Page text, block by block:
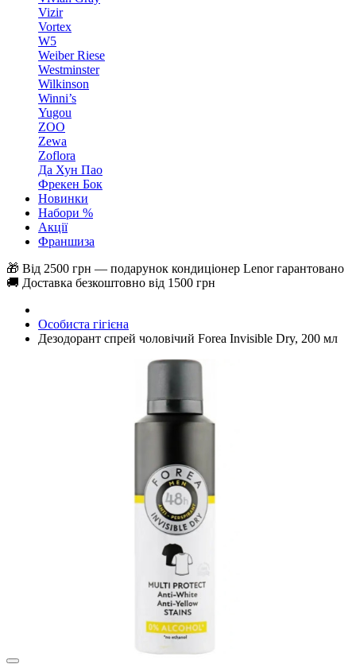
Vizir
Vortex
W5
Weiber Riese
Westminster
Wilkinson
Winni’s
Yugou
ZOO
Zewa
Zoflora
Да Хун Пао
Фрекен Бок
Новинки
Набори %
Акції
Франшиза
🎁 Від 2500 грн — подарунок кондиціонер Lenor гарантовано
🚚 Доставка безкоштовно від 1500 грн
Особиста гігієна
Дезодорант спрей чоловічий Forea Invisible Dry, 200 мл